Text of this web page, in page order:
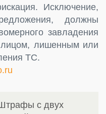
Исключение,
должны
завладения
лицом, лишенным или
ТС.
с двух